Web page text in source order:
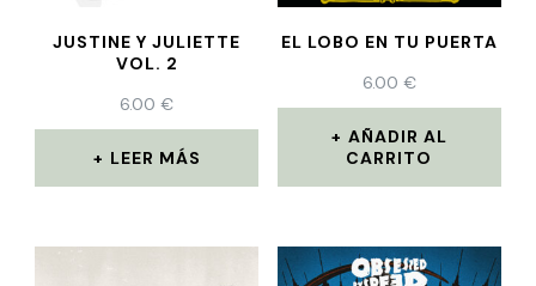
JUSTINE Y JULIETTE
VOL. 2
6.00€
LEER MÁS
EL LOBO EN TU PUERTA
6.00 €
AÑADIR AL
CARRITO